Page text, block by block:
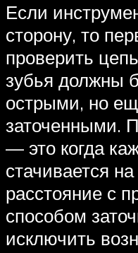
Если
сторону, то
проверить
зубья должны
острыми, но
заточенными.
— это когда
стачивается
расстояние с
способом
исключить